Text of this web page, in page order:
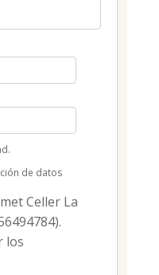
de datos
Celler La
los